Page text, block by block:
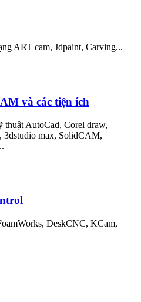
ART cam, Jdpaint, Carving...
và các tiện ích
thuật AutoCad, Corel draw,
3dstudio max, SolidCAM,
DeskCNC, KCam,